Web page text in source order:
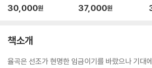
30,000원 37,000원
책소개
율곡은 선조가 현명한 임금이기를 바랐으나 기대